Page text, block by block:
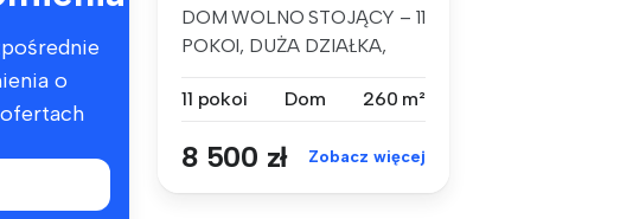
o
DOM WOLNO STOJĄCY – 11
POKOI, DUŻA DZIAŁKA,
11 pokoi
Dom 260 m²
8 500 zł Zobacz więcej